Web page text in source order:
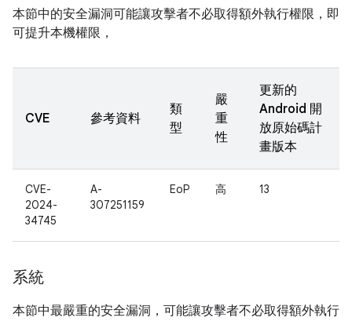
本節中的安全漏洞可能讓攻擊者不必取得額外執行權限，即
可提升本機權限，
CVE 參考資料
類
型
嚴
重
性
更新的
Android 開
放原始碼計
畫版本
CVE-
2024-
34745
A-
307251159
EoP 高 13
系統
本節中最嚴重的安全漏洞，可能讓攻擊者不必取得額外執行